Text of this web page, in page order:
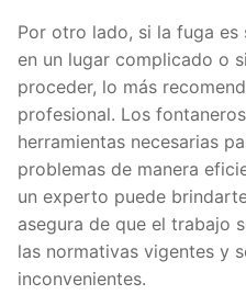
Por otro lado, si la fuga
en un lugar complicado o
proceder, lo más
profesional. Los
herramientas necesarias
problemas de manera
un experto puede
asegura de que el trabajo
las normativas vigentes y
inconvenientes.